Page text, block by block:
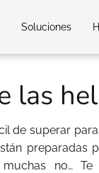
Soluciones
las
de superar
preparadas
no… Te